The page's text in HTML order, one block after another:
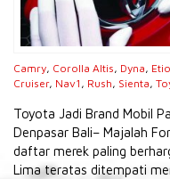
Camry, Corolla Altis, Dyna,
Cruiser, Nav1 , Rush, Sienta,
Toyota Jadi Brand Mobil
Denpasar Bali– Majalah
daftar merek paling
Lima teratas ditempati